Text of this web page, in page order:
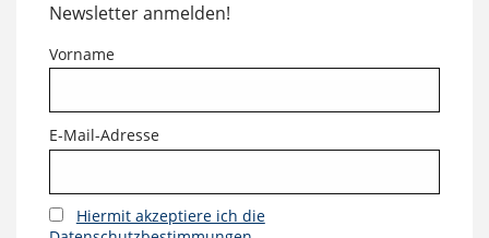
Newsletter anmelden!
Vorname
E-Mail-Adresse
Hiermit akzeptiere ich die